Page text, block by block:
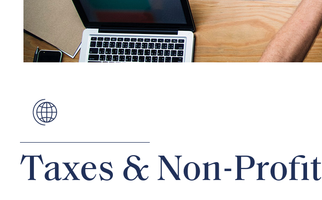
Taxes & Non-Profit